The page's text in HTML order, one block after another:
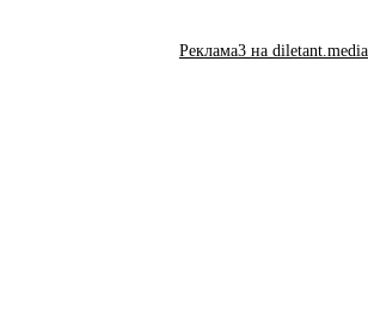
Реклама3 на diletant.media